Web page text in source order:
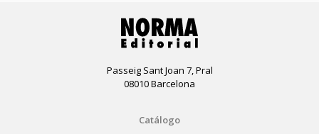
Passeig Sant Joan 7, Pral
08010 Barcelona
Catálogo